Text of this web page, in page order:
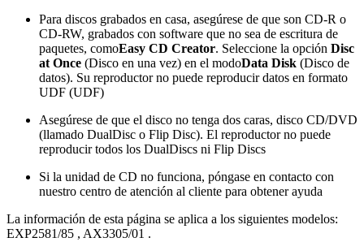
Para discos grabados en casa, asegúrese de que son CD-R o
CD-RW, grabados con software que no sea de escritura de
paquetes, comoEasy CD Creator. Seleccione la opción Disc
at Once (Disco en una vez) en el modoData Disk (Disco de
datos). Su reproductor no puede reproducir datos en formato
UDF (UDF)
Asegúrese de que el disco no tenga dos caras, disco CD/DVD
(llamado DualDisc o Flip Disc). El reproductor no puede
reproducir todos los DualDiscs ni Flip Discs
Si la unidad de CD no funciona, póngase en contacto con
nuestro centro de atención al cliente para obtener ayuda
La información de esta página se aplica a los siguientes modelos:
EXP2581/85 , AX3305/01 .